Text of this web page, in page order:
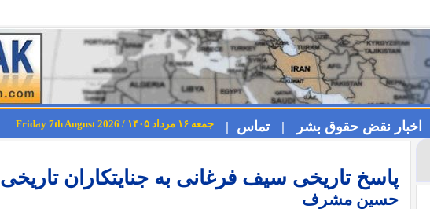
اخبار نقض حقوق بشر | تماس | جمعه ۱۶ مرداد ۱۴۰۵ / Friday 7th August 2026
پاسخ تاریخی سیف فرغانی به جنایتکاران تاریخی
حسین مشرف